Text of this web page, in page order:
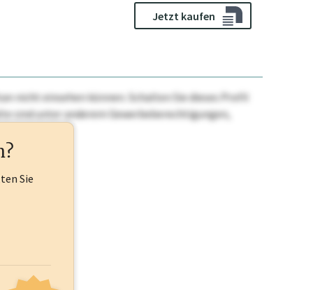
Jetzt kaufen
nicht einsehen können. Schalten Sie dieses Profil
sind unter anderem Gewerbeberechtigungen,
Sie